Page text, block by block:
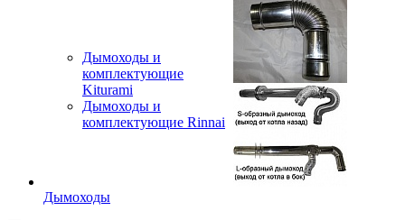
Дымоходы и
комплектующие
Kiturami
Дымоходы и
комплектующие Rinnai
Дымоходы